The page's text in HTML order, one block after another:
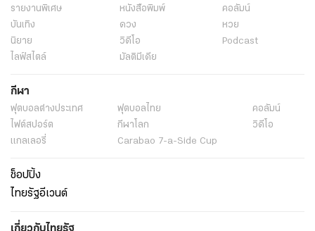
รายงานพิเศษ หนังสือพิมพ์
คอลัมน์
บันเทิง
ดวง
หวย
นิยาย
วิดีโอ
Podcast
ไลฟ์สไตล์
มัลติมีเดีย
กีฬา
ฟุตบอลต่่างประเทศ ฟุตบอลไทย
คอลัมน์
ไฟต์สปอร์ต
กีฬาโลก
วิดีโอ
แกลเลอรี่
Carabao 7-a-Side Cup
ช็อปปิ้ง
ไทยรัฐอีเวนต์
เกี่ยวกับไทยรัฐ